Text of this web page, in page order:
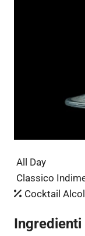
All Day
Classico
Cocktail
Ingredienti